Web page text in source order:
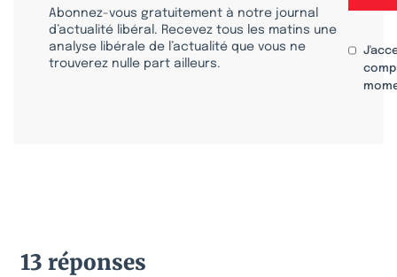
Abonnez-vous gratuitement à notre journal
d’actualité libéral. Recevez tous les matins une
analyse libérale de l’actualité que vous ne
trouverez nulle part ailleurs.
13 réponses